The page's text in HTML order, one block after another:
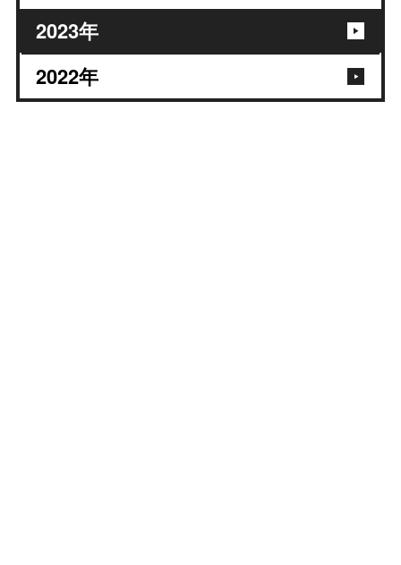
2023年
2022年